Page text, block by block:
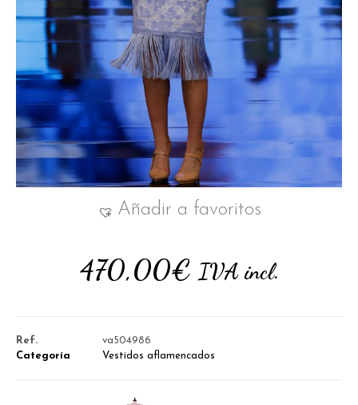
470,00€ IVA incl.
Ref.
va504986
Categoría
Vestidos aflamencados
Añadir a favoritos